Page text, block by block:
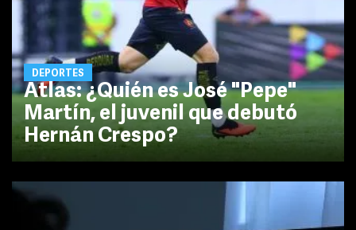
DEPORTES
Atlas: ¿Quién es José "Pepe"
Martín, el juvenil que debutó
Hernán Crespo?